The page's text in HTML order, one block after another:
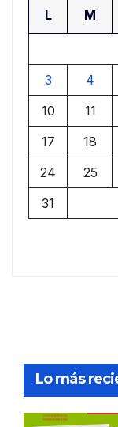
L M
3
4
10
11
17
18
24
25
31
Lo más